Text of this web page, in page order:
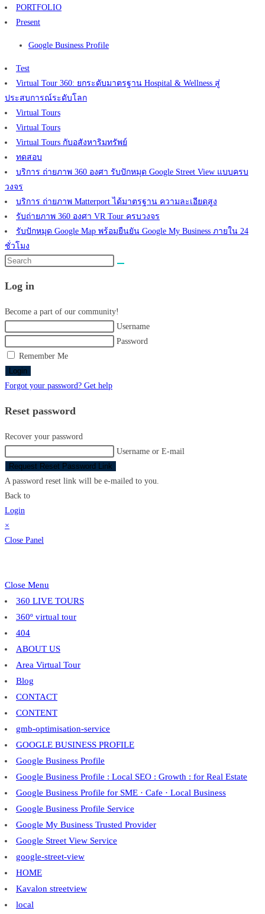
PORTFOLIO
Present
Google Business Profile
Test
Virtual Tour 360: ยกระดับมาตรฐาน Hospital & Wellness สู่
ประสบการณ์ระดับโลก
Virtual Tours
Virtual Tours
Virtual Tours กับอสังหาริมทรัพย์
ทดสอบ
บริการ ถ่ายภาพ 360 องศา รับปักหมุด Google Street View แบบครบ
วงจร
บริการ ถ่ายภาพ Matterport ได้มาตรฐาน ความละเอียดสูง
รับถ่ายภาพ 360 องศา VR Tour ครบวงจร
รับปักหมุด Google Map พร้อมยืนยัน Google My Business ภายใน 24
ชั่วโมง
Search
website
Log in
Become a part of our community!
Username
Password
Remember Me
Login
Forgot your password? Get help
Reset password
Recover your password
Username or E-mail
Request Reset Password Link
A password reset link will be e-mailed to you.
Back to
Login
×
Close Panel
Close Menu
360 LIVE TOURS
360º virtual tour
404
ABOUT US
Area Virtual Tour
Blog
CONTACT
CONTENT
gmb-optimisation-service
GOOGLE BUSINESS PROFILE
Google Business Profile
Google Business Profile : Local SEO : Growth : for Real Estate
Google Business Profile for SME · Cafe · Local Business
Google Business Profile Service
Google My Business Trusted Provider
Google Street View Service
google-street-view
HOME
Kavalon streetview
local